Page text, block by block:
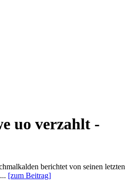
uo verzahlt -
berichtet von seinen letzten
[zum Beitrag]